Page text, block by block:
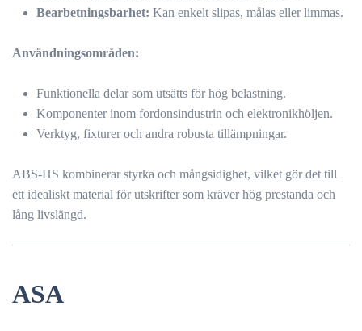
Bearbetningsbarhet: Kan enkelt slipas, målas eller limmas.
Användningsområden:
Funktionella delar som utsätts för hög belastning.
Komponenter inom fordonsindustrin och elektronikhöljen.
Verktyg, fixturer och andra robusta tillämpningar.
ABS-HS kombinerar styrka och mångsidighet, vilket gör det till
ett idealiskt material för utskrifter som kräver hög prestanda och
lång livslängd.
ASA